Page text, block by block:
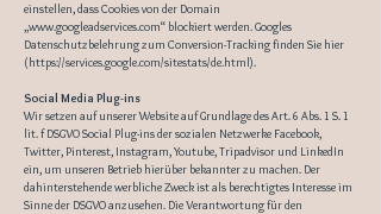
einstellen, dass Cookies von der Domain
„www.googleadservices.com“ blockiert werden. Googles
Datenschutzbelehrung zum Conversion-Tracking finden Sie hier
(https://services.google.com/sitestats/de.html).
Social Media Plug-ins
Wir setzen auf unserer Website auf Grundlage des Art. 6 Abs. 1 S. 1
lit. f DSGVO Social Plug-ins der sozialen Netzwerke Facebook,
Twitter, Pinterest, Instagram, Youtube, Tripadvisor und LinkedIn
ein, um unseren Betrieb hierüber bekannter zu machen. Der
dahinterstehende werbliche Zweck ist als berechtigtes Interesse im
Sinne der DSGVO anzusehen. Die Verantwortung für den